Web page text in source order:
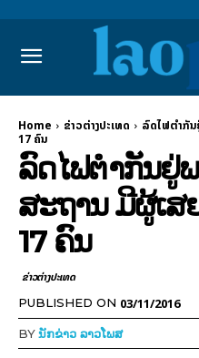
Home ຂ່າວຕ່າງປະເທດ
ລົດໄຟຕຳກັນ
17 ຄົນ
ລົດໄຟຕຳກັນຢູ່
ສະຖານ ມີຜູ້ເ
17 ຄົນ
ຂ່າວຕ່າງປະເທດ
PUBLISHED ON 03/11/2016
BYນັກຂ່າວ ລາວໂພສ